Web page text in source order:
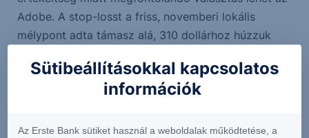
Adobe. A stop-losst a friss, novemberi lokális
mélypont adta támasz alá, 310 dollárhoz húzzuk
márciusban hagyott rés 431 dolláros felső éle alá,
425 dollárhoz javasoljuk tenni. Ezzel a hozam-
Sütibeállításokkal kapcsolatos
információk
Az Erste Bank sütiket használ a weboldalak működtetése, a